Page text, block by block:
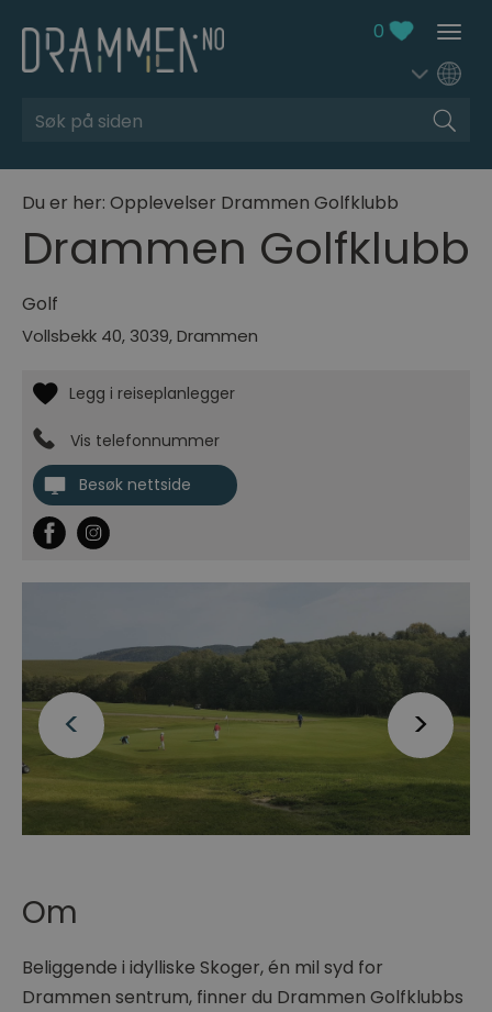
0
Søk
Du er her: Opplevelser Drammen Golfklubb
Drammen Golfklubb
Golf
Vollsbekk 40, 3039,Drammen
Vis telefonnummer
Besøk nettside
Om
Beliggende i idylliske Skoger, én mil syd for
Drammen sentrum, finner du Drammen Golfklubbs